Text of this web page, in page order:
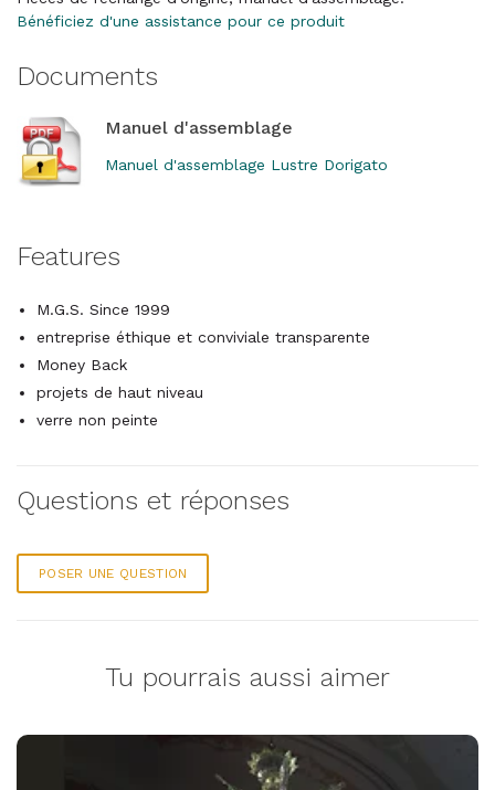
Bénéficiez d'une assistance pour ce produit
Documents
Manuel d'assemblage
Manuel d'assemblage Lustre Dorigato
Features
M.G.S. Since 1999
entreprise éthique et conviviale transparente
Money Back
projets de haut niveau
verre non peinte
Questions et réponses
POSER UNE QUESTION
Tu pourrais aussi aimer